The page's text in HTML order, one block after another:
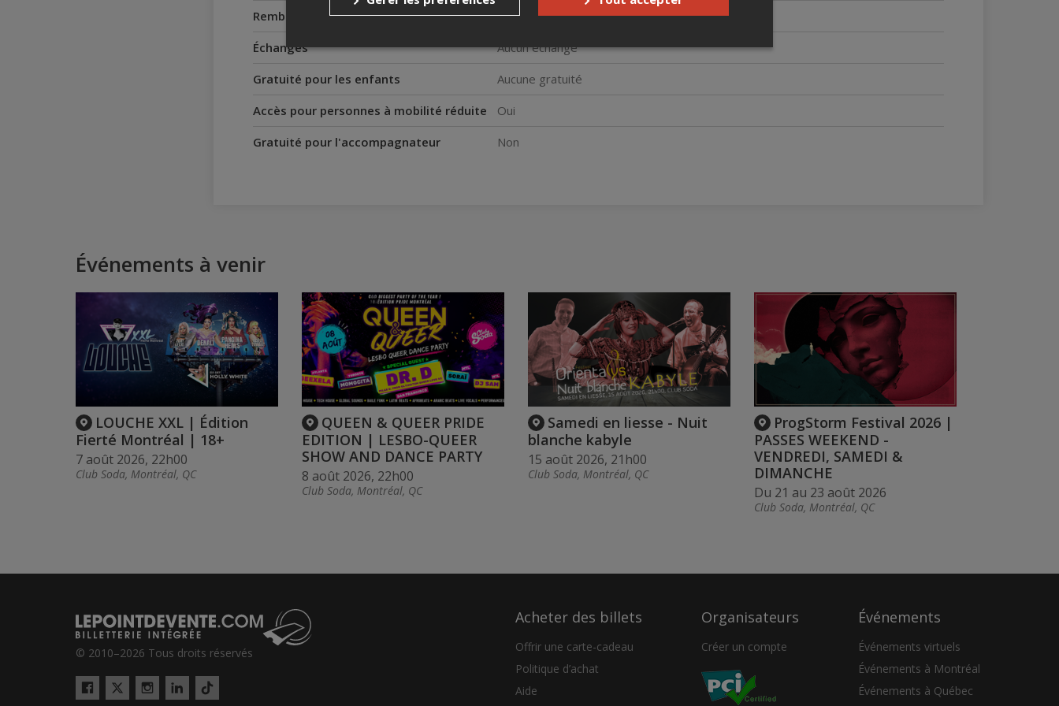
Remboursements
Aucun remboursement
Échanges
Aucun échange
Gratuité pour les enfants
Aucune gratuité
Accès pour personnes à mobilité réduite
Oui
Gratuité pour l'accompagnateur
Non
Événements à venir
LOUCHE XXL | Édition
Fierté Montréal | 18+
7 août 2026, 22h00
Club Soda, Montréal, QC
QUEEN & QUEER PRIDE
EDITION | LESBO-QUEER
SHOW AND DANCE PARTY
8 août 2026, 22h00
Club Soda, Montréal, QC
Samedi en liesse - Nuit
blanche kabyle
15 août 2026, 21h00
Club Soda, Montréal, QC
ProgStorm Festival 2026 |
PASSES WEEKEND -
VENDREDI, SAMEDI &
DIMANCHE
Du 21 au 23 août 2026
Club Soda, Montréal, QC
© 2010–2026 Tous droits réservés
Facebook
Twitter
InstagramLinkedIn
Tiktok
Acheter des billets
Offrir une carte-cadeau
Politique d’achat
Aide
Organisateurs
Créer un compte
Événements
Événements virtuels
Événements à Montréal
Événements à Québec